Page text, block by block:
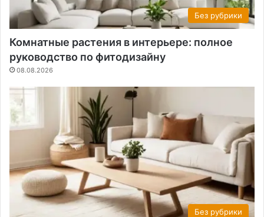
Без рубрики
Комнатные растения в интерьере: полное
руководство по фитодизайну
08.08.2026
Без рубрики